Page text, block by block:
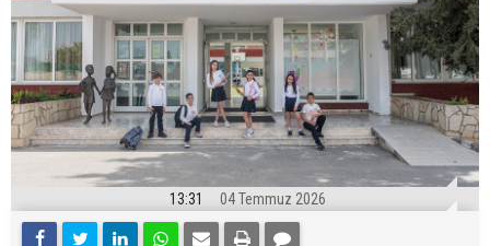
13:31 04 Temmuz 2026